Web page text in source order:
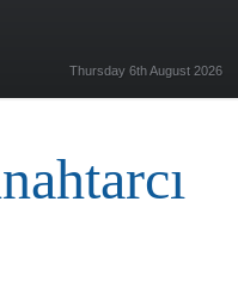
Thursday 6th August 2026